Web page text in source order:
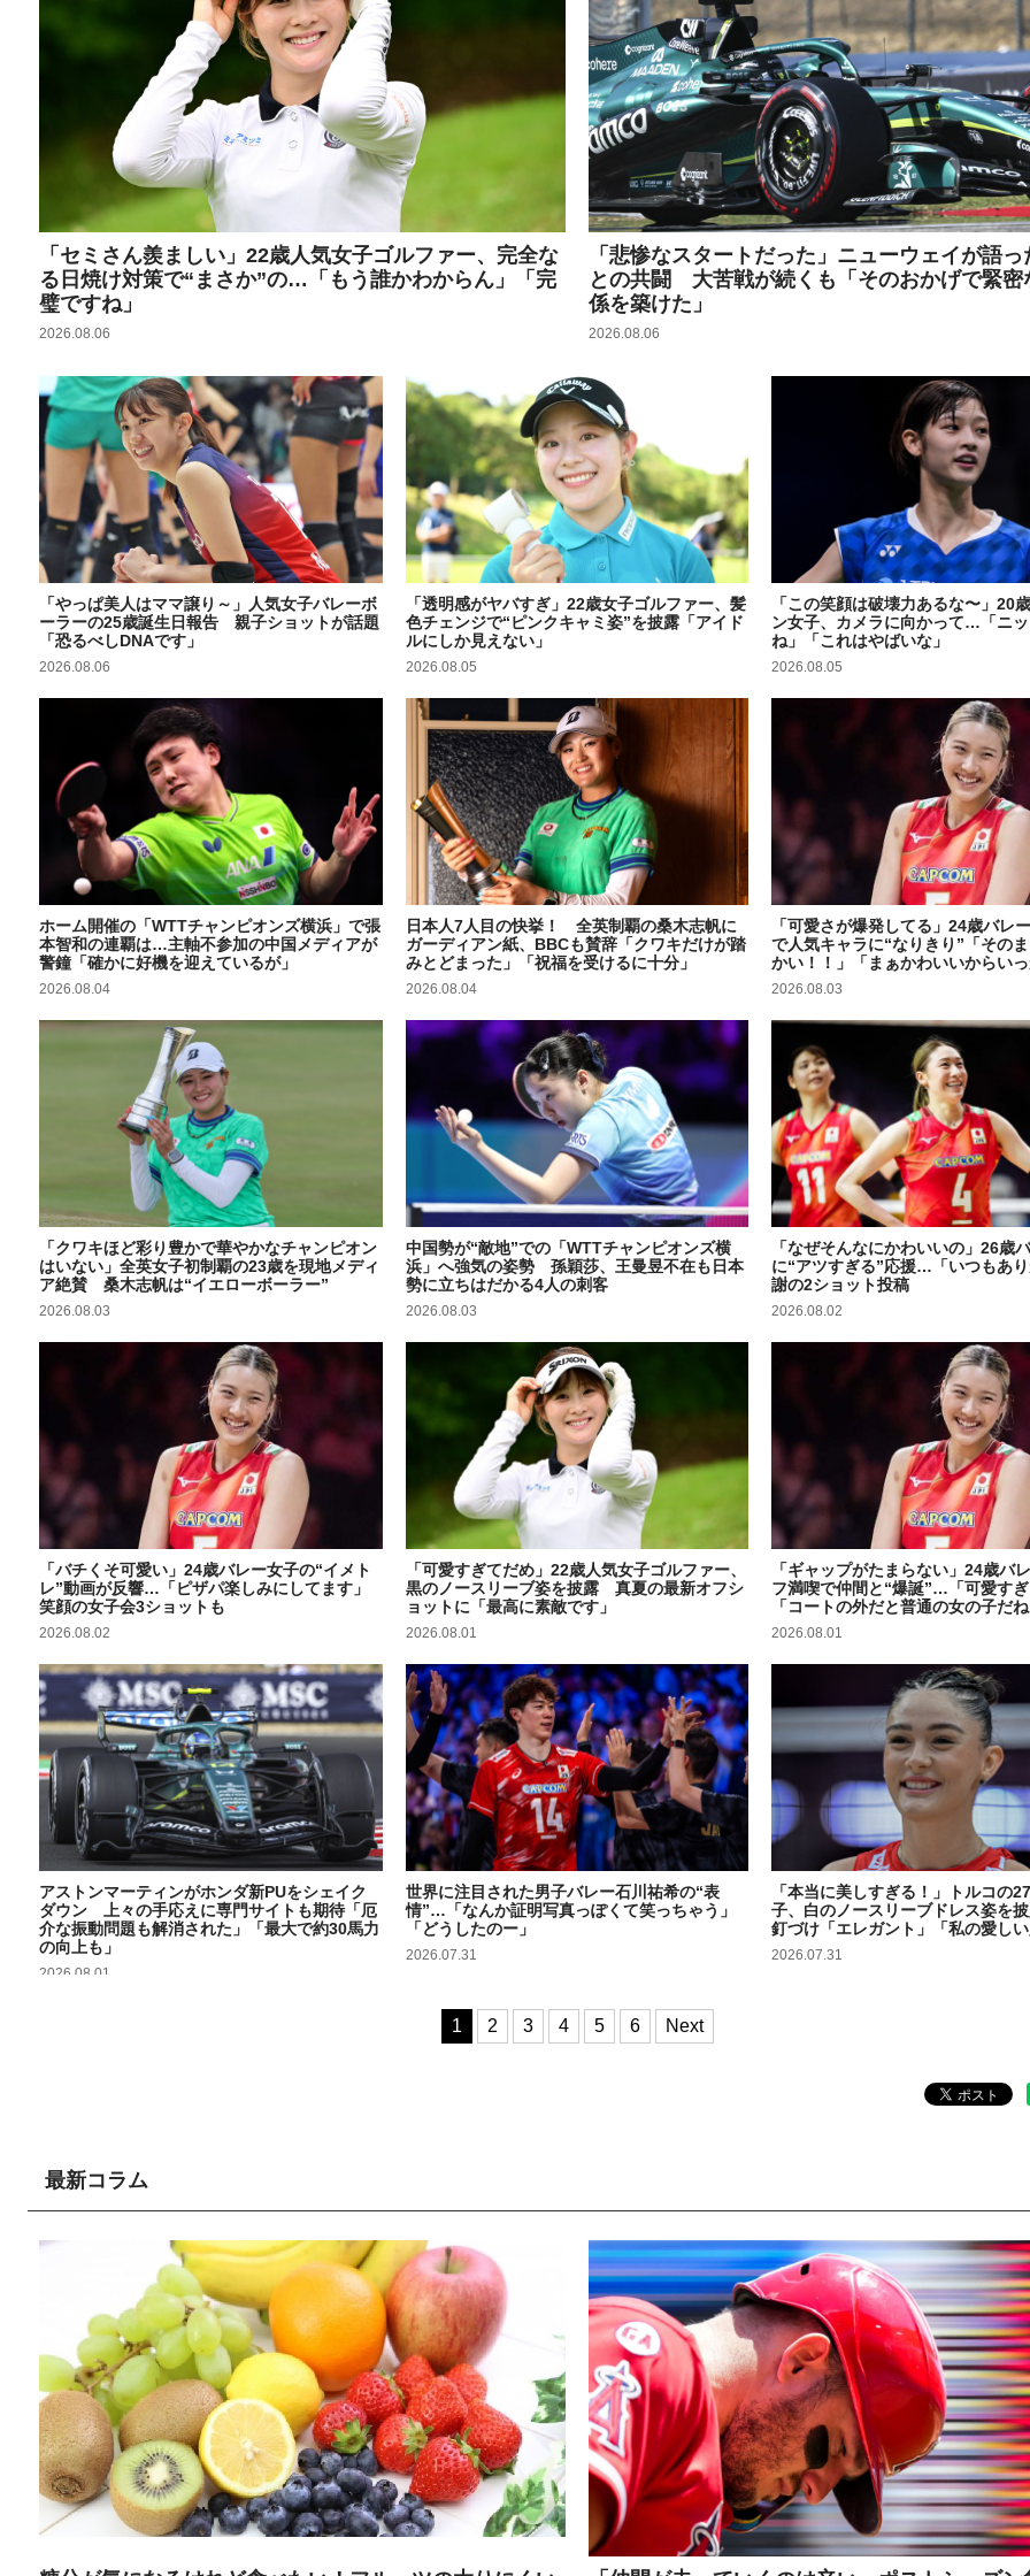
「セミさん羨ましい」22歳人気女子ゴルファー、完全な
る日焼け対策で“まさか”の…「もう誰かわからん」「完
璧ですね」
2026.08.06
「悲惨なスタートだった」ニューウェイが語
との共闘 大苦戦が続くも「そのおかげで緊密
係を築けた」
2026.08.06
「やっぱ美人はママ譲り～」人気女子バレーボ
ーラーの25歳誕生日報告 親子ショットが話題
「恐るべしDNAです」
2026.08.06
「透明感がヤバすぎ」22歳女子ゴルファー、髪
色チェンジで“ピンクキャミ姿”を披露「アイド
ルにしか見えない」
2026.08.05
「この笑顔は破壊力あるな〜」20
ン女子、カメラに向かって…「ニ
ね」「これはやばいな」
2026.08.05
ホーム開催の「WTTチャンピオンズ横浜」で張
本智和の連覇は…主軸不参加の中国メディアが
警鐘「確かに好機を迎えているが」
2026.08.04
日本人7人目の快挙！ 全英制覇の桑木志帆に
ガーディアン紙、BBCも賛辞「クワキだけが踏
みとどまった」「祝福を受けるに十分」
2026.08.04
「可愛さが爆発してる」24歳バレ
で人気キャラに“なりきり”「その
かい！！」「まぁかわいいからい
2026.08.03
「クワキほど彩り豊かで華やかなチャンピオン
はいない」全英女子初制覇の23歳を現地メディ
ア絶賛 桑木志帆は“イエローボーラー”
2026.08.03
中国勢が“敵地”での「WTTチャンピオンズ横
浜」へ強気の姿勢 孫穎莎、王曼昱不在も日本
勢に立ちはだかる4人の刺客
2026.08.03
「なぜそんなにかわいいの」26歳
に“アツすぎる”応援…「いつもあ
謝の2ショット投稿
2026.08.02
「バチくそ可愛い」24歳バレー女子の“イメト
レ”動画が反響…「ピザパ楽しみにしてます」
笑顔の女子会3ショットも
2026.08.02
「可愛すぎてだめ」22歳人気女子ゴルファー、
黒のノースリーブ姿を披露 真夏の最新オフシ
ョットに「最高に素敵です」
2026.08.01
「ギャップがたまらない」24歳バ
フ満喫で仲間と“爆誕”…「可愛す
「コートの外だと普通の女の子だ
2026.08.01
アストンマーティンがホンダ新PUをシェイク
ダウン 上々の手応えに専門サイトも期待「厄
介な振動問題も解消された」「最大で約30馬力
の向上も」
2026.08.01
世界に注目された男子バレー石川祐希の“表
情”…「なんか証明写真っぽくて笑っちゃう」
「どうしたのー」
2026.07.31
「本当に美しすぎる！」トルコの
子、白のノースリーブドレス姿を
釘づけ「エレガント」「私の愛し
2026.07.31
1 2 3 4 5 6 Next
最新コラム